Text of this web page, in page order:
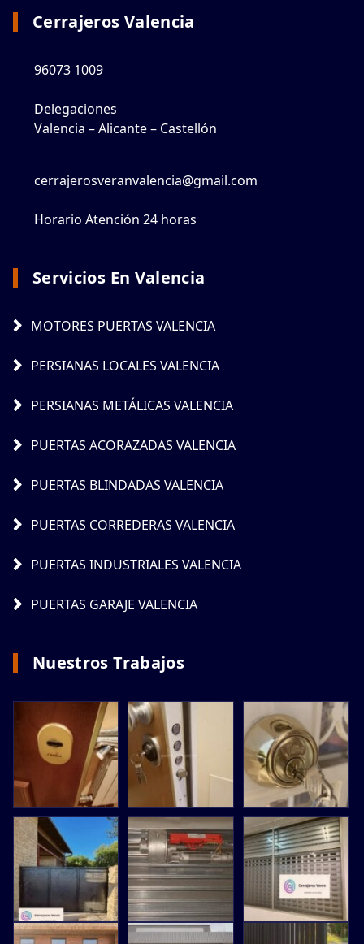
Cerrajeros Valencia
96073 1009
Delegaciones
Valencia – Alicante – Castellón
cerrajerosveranvalencia@gmail.com
Horario Atención 24 horas
Servicios En Valencia
MOTORES PUERTAS VALENCIA
PERSIANAS LOCALES VALENCIA
PERSIANAS METÁLICAS VALENCIA
PUERTAS ACORAZADAS VALENCIA
PUERTAS BLINDADAS VALENCIA
PUERTAS CORREDERAS VALENCIA
PUERTAS INDUSTRIALES VALENCIA
PUERTAS GARAJE VALENCIA
Nuestros Trabajos